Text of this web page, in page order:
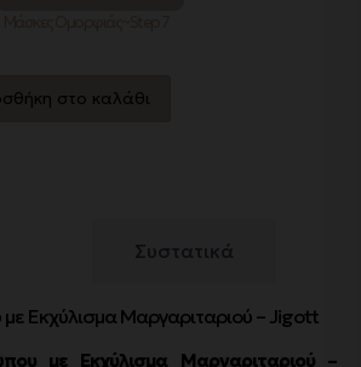
στο καλάθι
Συστατικά
Εκχύλισμα Μαργαριταριού – Jigott
με Εκχύλισμα Μαργαριταριού –